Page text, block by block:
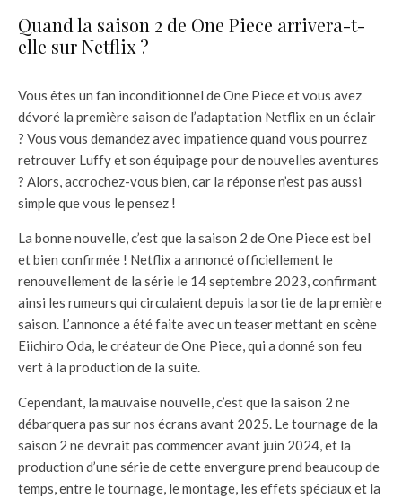
Quand la saison 2 de One Piece arrivera-t-
elle sur Netflix ?
Vous êtes un fan inconditionnel de One Piece et vous avez
dévoré la première saison de l’adaptation Netflix en un éclair
? Vous vous demandez avec impatience quand vous pourrez
retrouver Luffy et son équipage pour de nouvelles aventures
? Alors, accrochez-vous bien, car la réponse n’est pas aussi
simple que vous le pensez !
La bonne nouvelle, c’est que la saison 2 de One Piece est bel
et bien confirmée ! Netflix a annoncé officiellement le
renouvellement de la série le 14 septembre 2023, confirmant
ainsi les rumeurs qui circulaient depuis la sortie de la première
saison. L’annonce a été faite avec un teaser mettant en scène
Eiichiro Oda, le créateur de One Piece, qui a donné son feu
vert à la production de la suite.
Cependant, la mauvaise nouvelle, c’est que la saison 2 ne
débarquera pas sur nos écrans avant 2025. Le tournage de la
saison 2 ne devrait pas commencer avant juin 2024, et la
production d’une série de cette envergure prend beaucoup de
temps, entre le tournage, le montage, les effets spéciaux et la